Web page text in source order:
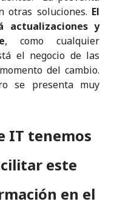
otras soluciones. El
actualizaciones y
, como cualquier
el negocio de las
del cambio.
se presenta muy
IT tenemos
este
en el